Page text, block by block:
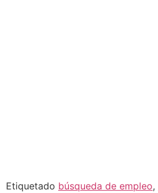
Etiquetado búsqueda de empleo,